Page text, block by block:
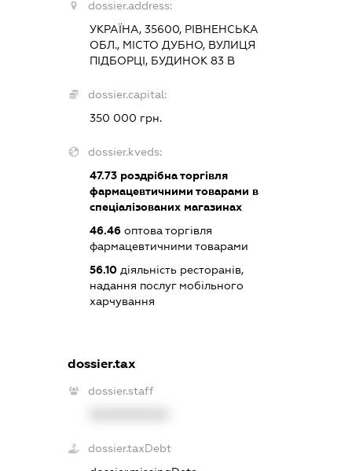
dossier.address:
УКРАЇНА, 35600, РІВНЕНСЬКА
ОБЛ., МІСТО ДУБНО, ВУЛИЦЯ
ПІДБОРЦІ, БУДИНОК 83 В
dossier.capital:
350 000 грн.
dossier.kveds:
47.73роздрібна торгівля
фармацевтичними товарами в
спеціалізованих магазинах
46.46оптова торгівля
фармацевтичними товарами
56.10діяльність ресторанів,
надання послуг мобільного
харчування
dossier.tax
dossier.staff
dossier.taxDebt